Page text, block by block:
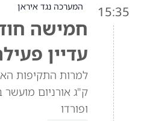
15:35 המערכה נגד איראן
חמישה
עדיין
ק"ג אורניום
ופורדו